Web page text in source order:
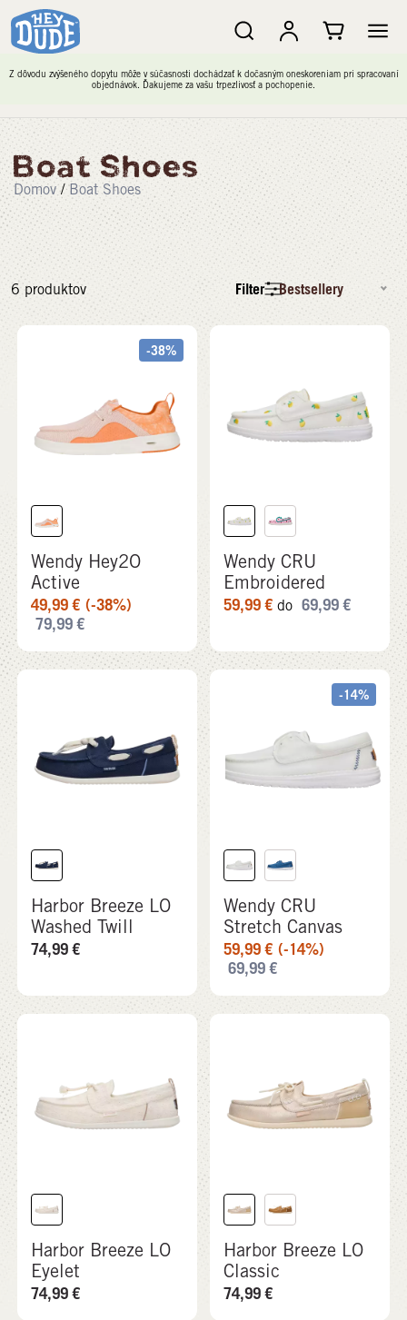
Z dôvodu zvýšeného dopytu môže v súčasnosti dochádzať k dočasným oneskoreniam pri spracovaní
objednávok. Ďakujeme za vašu trpezlivosť a pochopenie.
Boat Shoes
Domov / Boat Shoes
6 produktov Filter Bestsellery
-38%
Wendy Hey2O
Active
49,99€ (-38%)
79,99€
Wendy CRU
Embroidered
59,99€ do 69,99€
Harbor Breeze LO
Washed Twill
74,99€
-14%
Wendy CRU
Stretch Canvas
59,99€ (-14%)
69,99€
Harbor Breeze LO
Eyelet
74,99€
Harbor Breeze LO
Classic
74,99€